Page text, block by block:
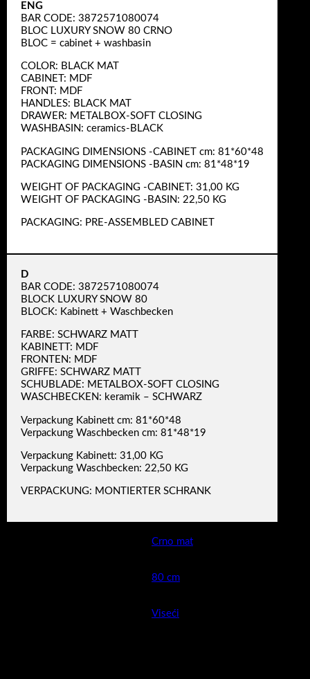
ENG
BAR CODE: 3872571080074
BLOC LUXURY SNOW 80 CRNO
BLOC = cabinet + washbasin
COLOR: BLACK MAT
CABINET: MDF
FRONT: MDF
HANDLES: BLACK MAT
DRAWER: METALBOX-SOFT CLOSING
WASHBASIN: ceramics-BLACK
PACKAGING DIMENSIONS -CABINET cm: 81*60*48
PACKAGING DIMENSIONS -BASIN cm: 81*48*19
WEIGHT OF PACKAGING -CABINET: 31,00 KG
WEIGHT OF PACKAGING -BASIN: 22,50 KG
PACKAGING: PRE-ASSEMBLED CABINET
D
BAR CODE: 3872571080074
BLOCK LUXURY SNOW 80
BLOCK: Kabinett + Waschbecken
FARBE: SCHWARZ MATT
KABINETT: MDF
FRONTEN: MDF
GRIFFE: SCHWARZ MATT
SCHUBLADE: METALBOX-SOFT CLOSING
WASCHBECKEN: keramik – SCHWARZ
Verpackung Kabinett cm: 81*60*48
Verpackung Waschbecken cm: 81*48*19
Verpackung Kabinett: 31,00 KG
Verpackung Waschbecken: 22,50 KG
VERPACKUNG: MONTIERTER SCHRANK
Crno mat
80 cm
Viseći